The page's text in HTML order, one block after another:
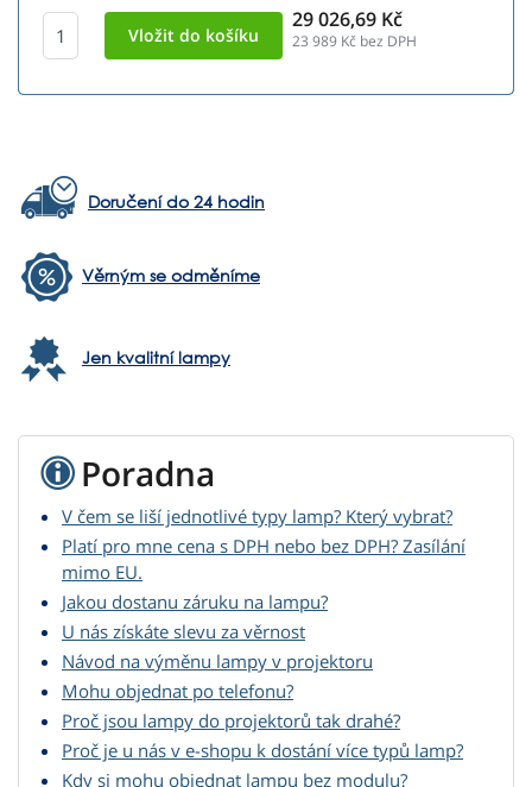
29 026,69 Kč
23 989 Kč bez DPH
Doručení do 24 hodin
Věrným se odměníme
Jen kvalitní lampy
Poradna
V čem se liší jednotlivé typy lamp? Který vybrat?
Platí pro mne cena s DPH nebo bez DPH? Zasílání
mimo EU.
Jakou dostanu záruku na lampu?
U nás získáte slevu za věrnost
Návod na výměnu lampy v projektoru
Mohu objednat po telefonu?
Proč jsou lampy do projektorů tak drahé?
Proč je u nás v e-shopu k dostání více typů lamp?
Kdy si mohu objednat lampu bez modulu?